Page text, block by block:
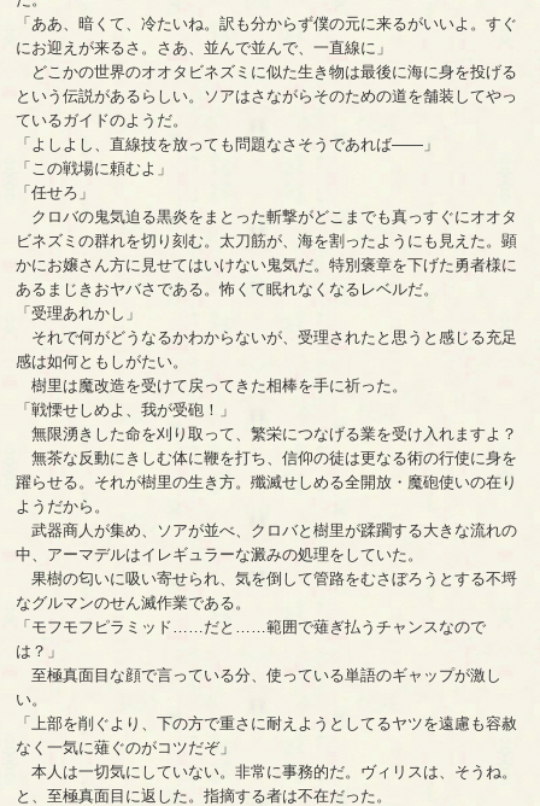
「ああ、暗くて、冷たいね。訳も分からず僕の元に来るがいいよ。すぐ
にお迎えが来るさ。さあ、並んで並んで、一直線に」
どこかの世界のオオタビネズミに似た生き物は最後に海に身を投げる
という伝説があるらしい。ソアはさながらそのための道を舗装してやっ
ているガイドのようだ。
「よしよし、直線技を放っても問題なさそうであれば――」
「この戦場に頼むよ」
「任せろ」
クロバの鬼気迫る黒炎をまとった斬撃がどこまでも真っすぐにオオタ
ビネズミの群れを切り刻む。太刀筋が、海を割ったようにも見えた。顕
かにお嬢さん方に見せてはいけない鬼気だ。特別褒章を下げた勇者様に
あるまじきおヤバさである。怖くて眠れなくなるレベルだ。
「受理あれかし」
それで何がどうなるかわからないが、受理されたと思うと感じる充足
感は如何ともしがたい。
樹里は魔改造を受けて戻ってきた相棒を手に祈った。
「戦慄せしめよ、我が受砲！」
無限湧きした命を刈り取って、繁栄につなげる業を受け入れますよ？
無茶な反動にきしむ体に鞭を打ち、信仰の徒は更なる術の行使に身を
躍らせる。それが樹里の生き方。殲滅せしめる全開放・魔砲使いの在り
ようだから。
武器商人が集め、ソアが並べ、クロバと樹里が蹂躙する大きな流れの
中、アーマデルはイレギュラーな澱みの処理をしていた。
果樹の匂いに吸い寄せられ、気を倒して管路をむさぼろうとする不埒
なグルマンのせん滅作業である。
「モフモフピラミッド……だと……範囲で薙ぎ払うチャンスなので
は？」
至極真面目な顔で言っている分、使っている単語のギャップが激し
い。
「上部を削ぐより、下の方で重さに耐えようとしてるヤツを遠慮も容赦
なく一気に薙ぐのがコツだぞ」
本人は一切気にしていない。非常に事務的だ。ヴィリスは、そうね。
と、至極真面目に返した。指摘する者は不在だった。